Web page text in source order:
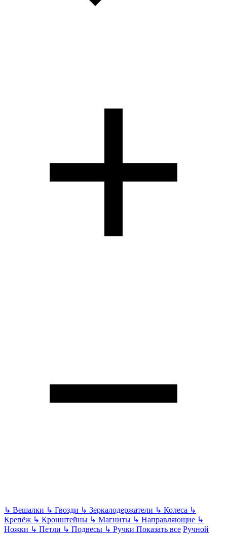
↳ Вешалки ↳ Гвозди ↳ Зеркалодержатели ↳ Колеса ↳
Крепёж ↳ Кронштейны ↳ Магниты ↳ Направляющие ↳
Ножки ↳ Петли ↳ Подвесы ↳ Ручки Показать все Ручной